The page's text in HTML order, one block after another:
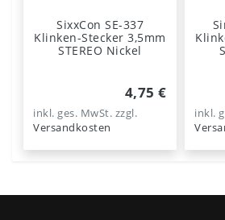
SixxCon SE-337
Klinken-Stecker 3,5mm
STEREO Nickel
4,75 €
inkl. ges. MwSt. zzgl.
Versandkosten
inkl.